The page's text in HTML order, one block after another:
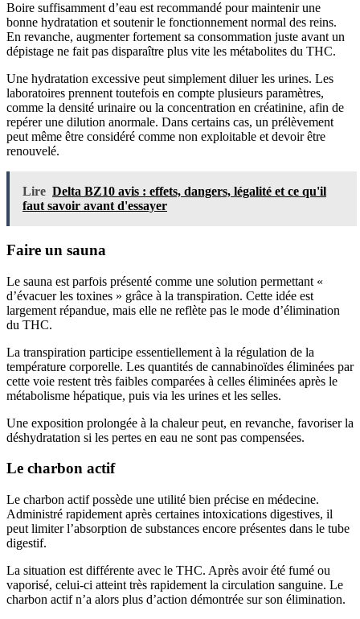
Boire suffisamment d’eau est recommandé pour maintenir une
bonne hydratation et soutenir le fonctionnement normal des reins.
En revanche, augmenter fortement sa consommation juste avant un
dépistage ne fait pas disparaître plus vite les métabolites du THC.
Une hydratation excessive peut simplement diluer les urines. Les
laboratoires prennent toutefois en compte plusieurs paramètres,
comme la densité urinaire ou la concentration en créatinine, afin de
repérer une dilution anormale. Dans certains cas, un prélèvement
peut même être considéré comme non exploitable et devoir être
renouvelé.
Lire Delta BZ10 avis : effets, dangers, légalité et ce qu'il
faut savoir avant d'essayer
Faire un sauna
Le sauna est parfois présenté comme une solution permettant «
d’évacuer les toxines » grâce à la transpiration. Cette idée est
largement répandue, mais elle ne reflète pas le mode d’élimination
du THC.
La transpiration participe essentiellement à la régulation de la
température corporelle. Les quantités de cannabinoïdes éliminées par
cette voie restent très faibles comparées à celles éliminées après le
métabolisme hépatique, puis via les urines et les selles.
Une exposition prolongée à la chaleur peut, en revanche, favoriser la
déshydratation si les pertes en eau ne sont pas compensées.
Le charbon actif
Le charbon actif possède une utilité bien précise en médecine.
Administré rapidement après certaines intoxications digestives, il
peut limiter l’absorption de substances encore présentes dans le tube
digestif.
La situation est différente avec le THC. Après avoir été fumé ou
vaporisé, celui-ci atteint très rapidement la circulation sanguine. Le
charbon actif n’a alors plus d’action démontrée sur son élimination.